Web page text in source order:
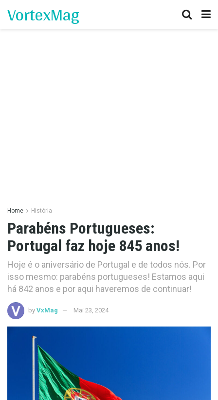
VortexMag
Home História
Parabéns Portugueses:
Portugal faz hoje 845 anos!
Hoje é o aniversário de Portugal e de todos nós. Por
isso mesmo: parabéns portugueses! Estamos aqui
há 842 anos e por aqui haveremos de continuar!
by VxMag Mai 23, 2024